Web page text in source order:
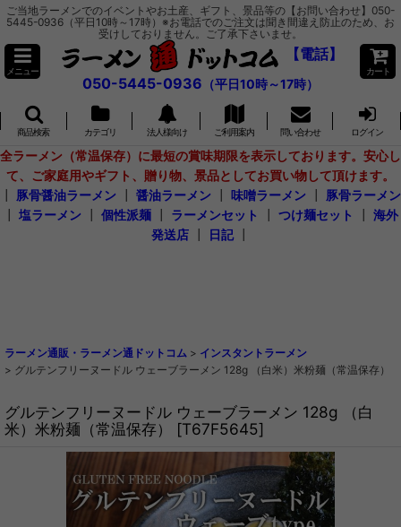
ご当地ラーメンでのイベントやお土産、ギフト、景品等の【お問い合わせ】050-
5445-0936（平日10時～17時）※お電話でのご注文は聞き間違え防止のため、お
受けしておりません。ご了承下さいませ。
メニュー
【電話】
050-5445-0936 （平日10時～17時）
カート
商品検索 カテゴリ 法人様向け ご利用案内 問い合わせ ログイン
全ラーメン（常温保存）に最短の賞味期限を表示しております。安心し
て、ご家庭用やギフト、贈り物、景品としてお買い物して頂けます。
豚骨醤油ラーメン 醤油ラーメン 味噌ラーメン
豚骨ラーメン
塩ラーメン 個性派麺 ラーメンセット つけ麺セット
海外
発送店
日記┃
ラーメン通販・ラーメン通ドットコム > インスタントラーメン
> グルテンフリーヌードル ウェーブラーメン 128g （白米）米粉麺（常温保存）
グルテンフリーヌードル ウェーブラーメン 128g （白
米）米粉麺（常温保存）
[T67F5645]